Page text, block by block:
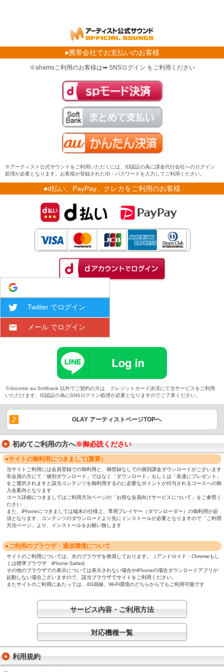
●携帯会社でお支払いのお客様
※ahamoご利用のお客様は➡ SNSログイン をご利用ください
※アーティスト公式サウンドをご利用いただくには、ID認証の為に課金代行会社へのログイン
処理が必要となります。お客様が登録されたID・パスワードを入力してご利用ください。
●d払い、PayPay、クレカをご利用のお客様
Twitter でログイン
メール でログイン
※docomo au Softbank 以外でご契約の方は、クレジットカード決済にて当サービスをご利用
いただけます、ID認証の為にSNSログイン処理が必要となりますのでご了承ください。
GLAY アーティストページTOPへ
初めてご利用の方へ※御必読ください
●サイトの御利用につきまして(重要）
当サイトご利用には会員登録での御利用と、御登録なしでの個別課金ダウンロードがございます
非会員の方にて「個別ダウンロード」ではなく「ダウンロード」もしくは「友達にプレゼント」
をご選択されますと該当コンテンツを御利用するのに必要なポイントが付与されるコースへの御
入会案内となります
コース詳細につきましてはご利用方法ページの「お得な会員向けサービスについて」をご参照く
ださい
また、iPhoneにつきましては端末の仕様上、専用プレイヤー（ダウンローダー）の御利用が必
須となります、コンテンツのダウンロードより先にインストールが必要となりますので「ご利用
方法ページ」より、インストールをお願い致します
●ご利用のブラウザ・通信環境について
サイトのご利用については、次のブラウザを推奨しております。（アンドロイド：Chromeもし
くは標準ブラウザ iPhone:Safari)
その他のブラウザでの表示については表示されない場合やiPhoneの場合ダウンロードアプリが
起動しない場合ございますので、該当ブラウザでサイトをご利用ください。
またサイトのご利用にあたっては、4G回線、Wi-Fi環境のどちらからでもご利用可能です
サービス内容・ご利用方法
対応機種一覧
利用規約